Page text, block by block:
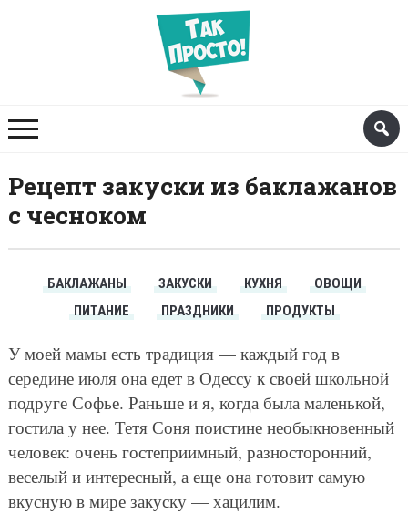
Рецепт закуски из баклажанов
с чесноком
БАКЛАЖАНЫ ЗАКУСКИ КУХНЯ
ОВОЩИ
ПИТАНИЕ
ПРАЗДНИКИ ПРОДУКТЫ
У моей мамы есть традиция — каждый год в
середине июля она едет в Одессу к своей школьной
подруге Софье. Раньше и я, когда была маленькой,
гостила у нее. Тетя Соня поистине необыкновенный
человек: очень гостеприимный, разносторонний,
веселый и интересный, а еще она готовит самую
вкусную в мире закуску — хацилим.